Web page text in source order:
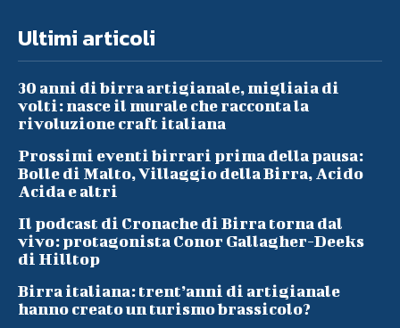
Ultimi articoli
30 anni di birra artigianale, migliaia di
volti: nasce il murale che racconta la
rivoluzione craft italiana
Prossimi eventi birrari prima della pausa:
Bolle di Malto, Villaggio della Birra, Acido
Acida e altri
Il podcast di Cronache di Birra torna dal
vivo: protagonista Conor Gallagher-Deeks
di Hilltop
Birra italiana: trent’anni di artigianale
hanno creato un turismo brassicolo?